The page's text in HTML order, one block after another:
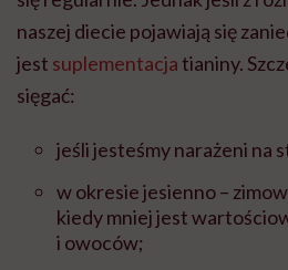
naszej diecie pojawiają się
jest suplementacjatianiny.
sięgać:
jeśli jesteśmy narażeni na
w okresie jesienno –
kiedy mniej jest
i owoców;